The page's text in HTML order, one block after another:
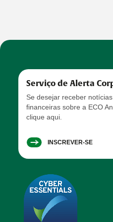
Serviço de Alerta
Se desejar receber
financeiras sobre a ECO
clique aqui.
INSCREVER-SE